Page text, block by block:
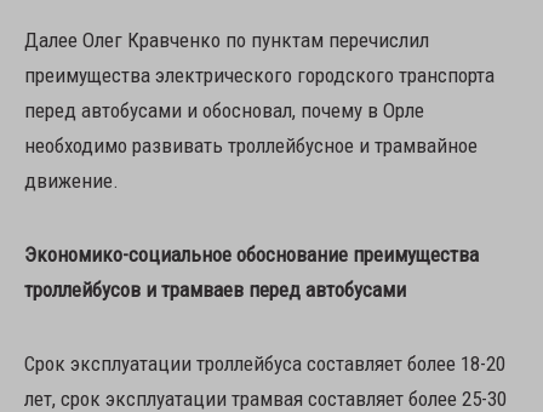
Далее Олег Кравченко по пунктам перечислил
преимущества электрического городского транспорта
перед автобусами и обосновал, почему в Орле
необходимо развивать троллейбусное и трамвайное
движение.
Экономико-социальное обоснование преимущества
троллейбусов и трамваев перед автобусами
Срок эксплуатации троллейбуса составляет более 18-20
лет, срок эксплуатации трамвая составляет более 25-30